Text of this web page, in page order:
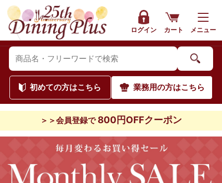
ログイン カート メニュー
初めての方はこちら 業務用の方はこちら
＞＞会員登録で 800円OFFクーポン